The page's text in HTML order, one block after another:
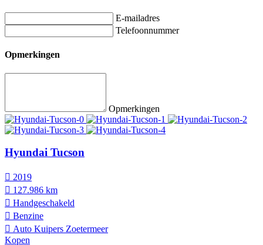
E-mailadres
Telefoonnummer
Opmerkingen
Opmerkingen
Hyundai Tucson
2019
127.986 km
Hand­geschakeld
Benzine
Auto Kuipers Zoetermeer
Kopen